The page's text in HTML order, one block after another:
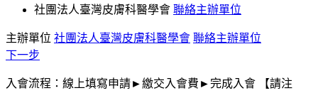
社團法人臺灣皮膚科醫學會 聯絡主辦單位
主辦單位 社團法人臺灣皮膚科醫學會 聯絡主辦單位
下一步
入會流程：線上填寫申請►繳交入會費►完成入會 【請注